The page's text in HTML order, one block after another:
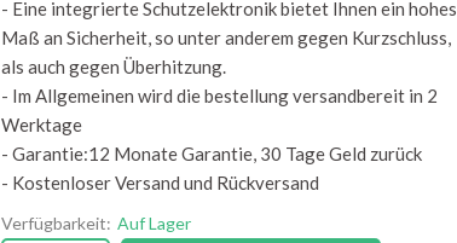
- Eine integrierte Schutzelektronik bietet Ihnen ein hohes
Maß an Sicherheit, so unter anderem gegen Kurzschluss,
als auch gegen Überhitzung.
- Im Allgemeinen wird die bestellung versandbereit in 2
Werktage
- Garantie:12 Monate Garantie, 30 Tage Geld zurück
- Kostenloser Versand und Rückversand
Verfügbarkeit: Auf Lager